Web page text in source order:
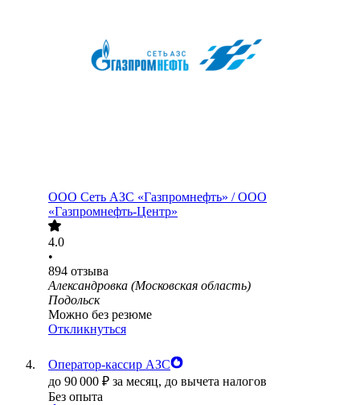
ООО Сеть АЗС «Газпромнефть» / ООО
«Газпромнефть-Центр»
4.0
•
894 отзыва
Александровка (Московская область)
Подольск
Можно без резюме
Откликнуться
Оператор-кассир АЗС
до 90 000 ₽ за месяц, до вычета налогов
Без опыта